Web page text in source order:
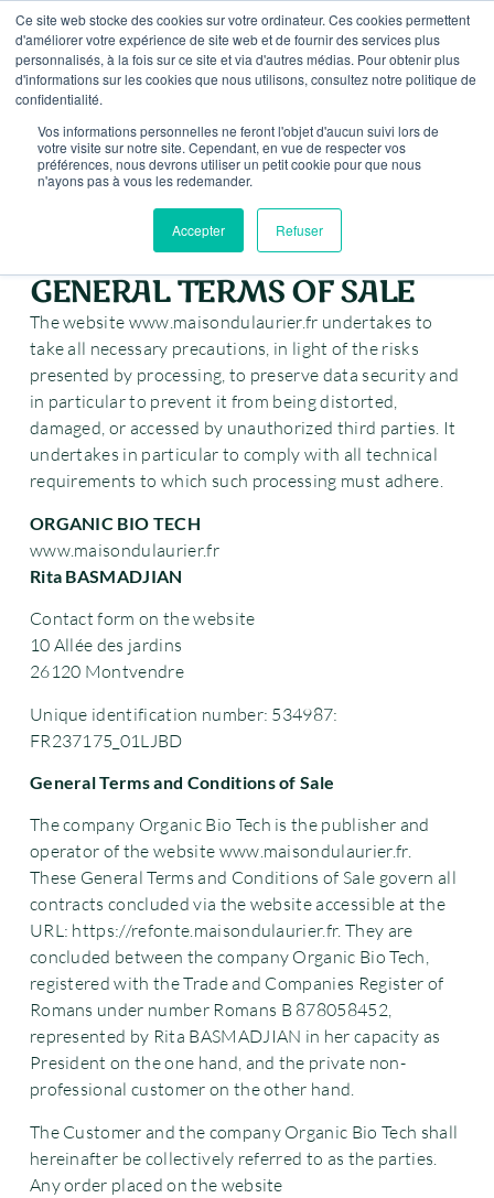
Ce site web stocke des cookies sur votre ordinateur. Ces cookies permettent
d'améliorer votre expérience de site web et de fournir des services plus
personnalisés, à la fois sur ce site et via d'autres médias. Pour obtenir plus
d'informations sur les cookies que nous utilisons, consultez notre politique de
confidentialité.
Vos informations personnelles ne feront l'objet d'aucun suivi lors de
votre visite sur notre site. Cependant, en vue de respecter vos
préférences, nous devrons utiliser un petit cookie pour que nous
n'ayons pas à vous les redemander.
Accepter Refuser
content€59 PURCHASE – FREE SHIPPING IN FRANCE
0
GENERAL TERMS OF SALE
The website www.maisondulaurier.fr undertakes to
take all necessary precautions, in light of the risks
presented by processing, to preserve data security and
in particular to prevent it from being distorted,
damaged, or accessed by unauthorized third parties. It
undertakes in particular to comply with all technical
requirements to which such processing must adhere.
ORGANIC BIO TECH
www.maisondulaurier.fr
Rita BASMADJIAN
Contact form on the website
10 Allée des jardins
26120 Montvendre
Unique identification number: 534987:
FR237175_01LJBD
General Terms and Conditions of Sale
The company Organic Bio Tech is the publisher and
operator of the website www.maisondulaurier.fr.
These General Terms and Conditions of Sale govern all
contracts concluded via the website accessible at the
URL: https://refonte.maisondulaurier.fr. They are
concluded between the company Organic Bio Tech,
registered with the Trade and Companies Register of
Romans under number Romans B 878058452,
represented by Rita BASMADJIAN in her capacity as
President on the one hand, and the private non-
professional customer on the other hand.
The Customer and the company Organic Bio Tech shall
hereinafter be collectively referred to as the parties.
Any order placed on the website